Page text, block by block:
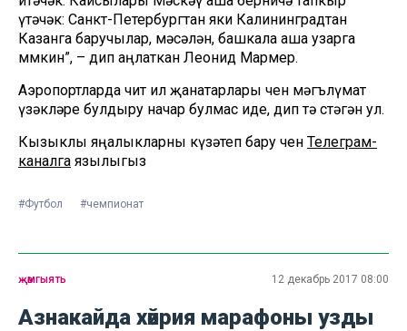
үтәчәк: Санкт-Петербургтан яки Калининградтан
Казанга баручылар, мәсәлән, башкала аша узарга
мөмкин”, – дип аңлаткан Леонид Мармер.
Аэропортларда чит ил җанатарлары өчен мәгълүмат
үзәкләре булдыру начар булмас иде, дип тә өстәгән ул.
Кызыклы яңалыкларны күзәтеп бару өчен Телеграм-
каналга язылыгыз
#Футбол #чемпионат
җәмгыять 12 декабрь 2017 08:00
Азнакайда хәйрия марафоны узды